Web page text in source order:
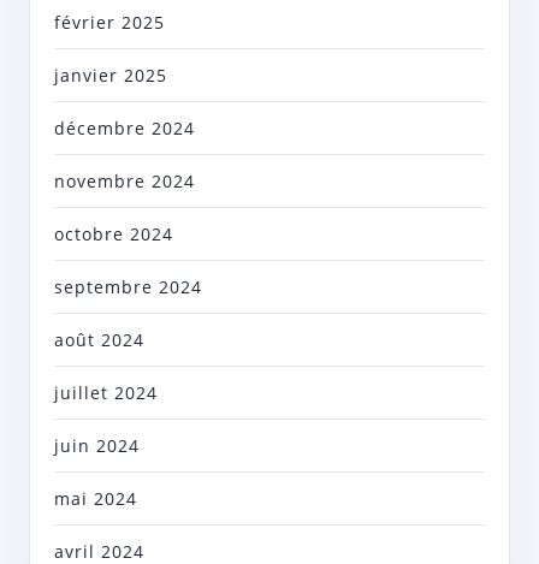
février 2025
janvier 2025
décembre 2024
novembre 2024
octobre 2024
septembre 2024
août 2024
juillet 2024
juin 2024
mai 2024
avril 2024